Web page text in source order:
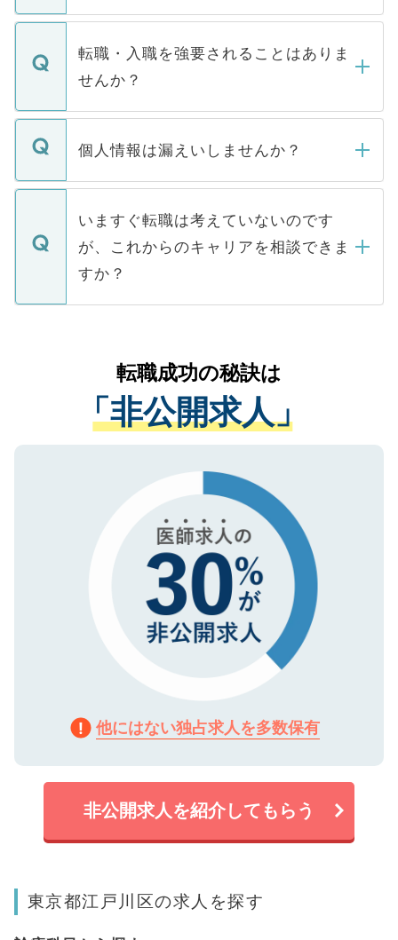
ます。通常、5営業日以内にはご連絡をせて
いただきますので、しばらくお待ちくださ
い。
マイナビDOCTORで取り扱っている求人の
うち約3割は、Webサイトからご覧いただ
けない「非公開求人」です。非公開求人は
下記の理由によって、一般には公開してい
ません。
■応募殺到を避けるため 人気のある医療機
関を公にしてしまうと、応募が殺到する場
に、医療機関が求める条件に合った人材の
みを人材紹介会社に依頼するケースが増え
ています。
転職・入職を強要されることはありま
せんか？
転職・入職を強要することは一切ありませ
ん。また、仮に応募先から内定をいただい
定を承諾する必要はありません。内定先へ
の辞退の連絡はキャリアパートナーが行い
ますので、ご安心ください。
個人情報は漏えいしませんか？
個人情報が漏えいすることはありませんの
で、ご安心ください。当サイトからの登録
などで収集したご登録者様の個人情報は、
ご本人のキャリアアップおよび転職活動の
支援を目的に使用いたします。お預かりし
ているすべての個人データはご本人の許可
は、個人情報の取り扱いについての厳密な
管理基準を満たした事業者のみに付与され
る、プライバシーマークを取得済みです。
ご登録いただいた個人情報は、SSL（デー
で、機密保持に関してもご安心ください。
いますぐ転職は考えていないのです
が、これからのキャリアを相談できま
すか？
かがいして、現在の医療機関の状況や紹介
経験をまじえながら、適切なアドバイスを
させていただきます。すぐにご転職をされ
ない方には、長期的なサポートが可能です
ので、まずはご登録ください。
転職成功の秘訣は
「非公開求人」
他にはない独占求人を多数保有
非公開求人を紹介してもらう
東京都江戸川区の求人を探す